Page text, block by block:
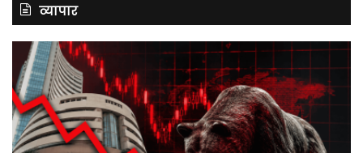
व्यापार